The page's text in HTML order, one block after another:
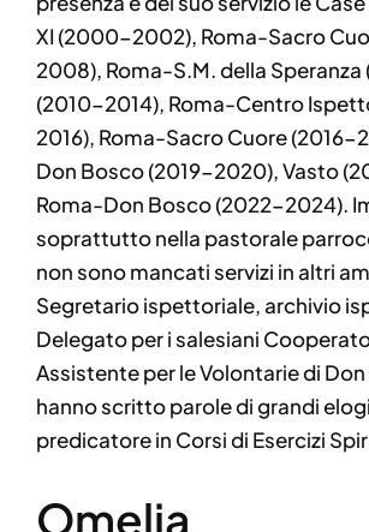
XI (2000-2002), Roma-Sacro
2008), Roma-S.M. della
(2010-2014), Roma-Centro
2016), Roma-Sacro Cuore (2016-
Don Bosco (2019-2020), Vasto
Roma-Don Bosco (2022-2024).
soprattutto nella pastorale
non sono mancati servizi in altri
Segretario ispettoriale, archivio
Delegato per i salesiani
Assistente per le Volontarie di
hanno scritto parole di grandi
predicatore in Corsi di Esercizi
Omelia